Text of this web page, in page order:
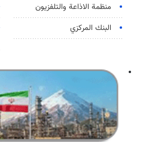
منظمة الاذاعة والتلفزیون
البنك المركزي